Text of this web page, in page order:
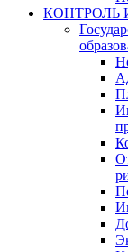
КОНТРОЛЬ